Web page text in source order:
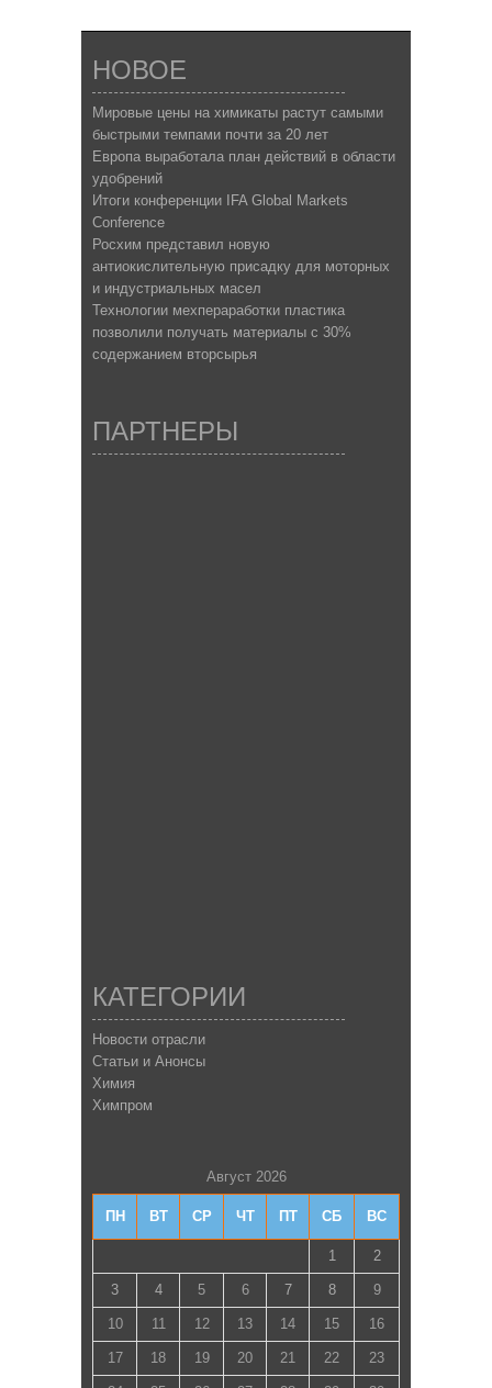
НОВОЕ
Мировые цены на химикаты растут самыми
быстрыми темпами почти за 20 лет
Европа выработала план действий в области
удобрений
Итоги конференции IFA Global Markets
Conference
Росхим представил новую
антиокислительную присадку для моторных
и индустриальных масел
Технологии мехпераработки пластика
позволили получать материалы с 30%
содержанием вторсырья
ПАРТНЕРЫ
КАТЕГОРИИ
Новости отрасли
Статьи и Анонсы
Химия
Химпром
Август 2026
ПН ВТ СР ЧТ ПТ СБ ВС
1 2
3 4 5 6 7 8 9
10 11 12 13 14 15 16
17 18 19 20 21 22 23